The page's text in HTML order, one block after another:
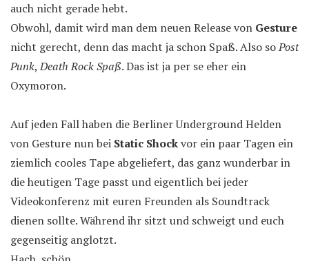
auch nicht gerade hebt.
Obwohl, damit wird man dem neuen Release von Gesture
nicht gerecht, denn das macht ja schon Spaß. Also soPost
Punk,Death Rock Spaß. Das ist ja per se eher ein
Oxymoron.
Auf jeden Fall haben die Berliner Underground Helden
von Gesture nun bei Static Shockvor ein paar Tagen ein
ziemlich cooles Tape abgeliefert, das ganz wunderbar in
die heutigen Tage passt und eigentlich bei jeder
Videokonferenz mit euren Freunden als Soundtrack
dienen sollte. Während ihr sitzt und schweigt und euch
gegenseitig anglotzt.